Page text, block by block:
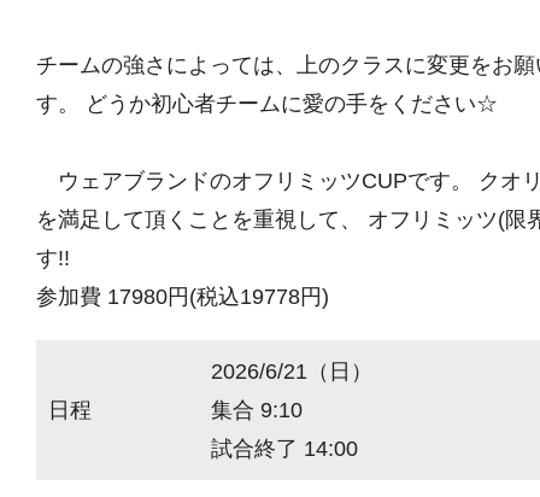
チームの強さによっては、上のクラスに変更をお
す。 どうか初心者チームに愛の手をください☆
ウェアブランドのオフリミッツCUPです。 クオ
を満足して頂くことを重視して、 オフリミッツ(限
す!!
参加費 17980円(税込19778円)
日程
2026/6/21（日）
集合 9:10
試合終了 14:00